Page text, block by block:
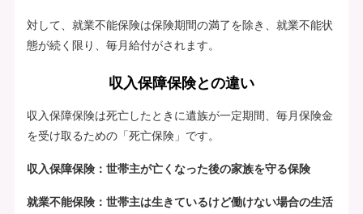
対して、就業不能保険は保険期間の満了を除き、就業不能状
態が続く限り、毎月給付がされます。
収入保障保険との違い
収入保障保険は死亡したときに遺族が一定期間、毎月保険金
を受け取るための「死亡保険」です。
収入保障保険：世帯主が亡くなった後の家族を守る保険
就業不能保険：世帯主は生きているけど働けない場合の生活